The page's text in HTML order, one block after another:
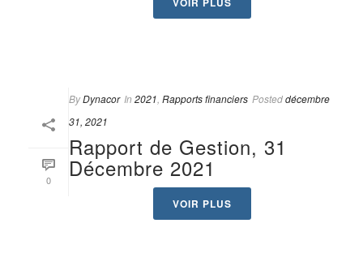
0
ByDynacor In 2021 Rapports financiers Posteddécembre
31, 2021
Rapport de Gestion, 31
Décembre 2021
VOIR PLUS